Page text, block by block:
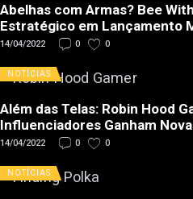
Abelhas com Armas? Bee
Estratégico em Lançamento
14/04/2022 0 0
NOTÍCIAS
Além das Telas: Robin Hood
Influenciadores Ganham
14/04/2022 0 0
NOTÍCIAS